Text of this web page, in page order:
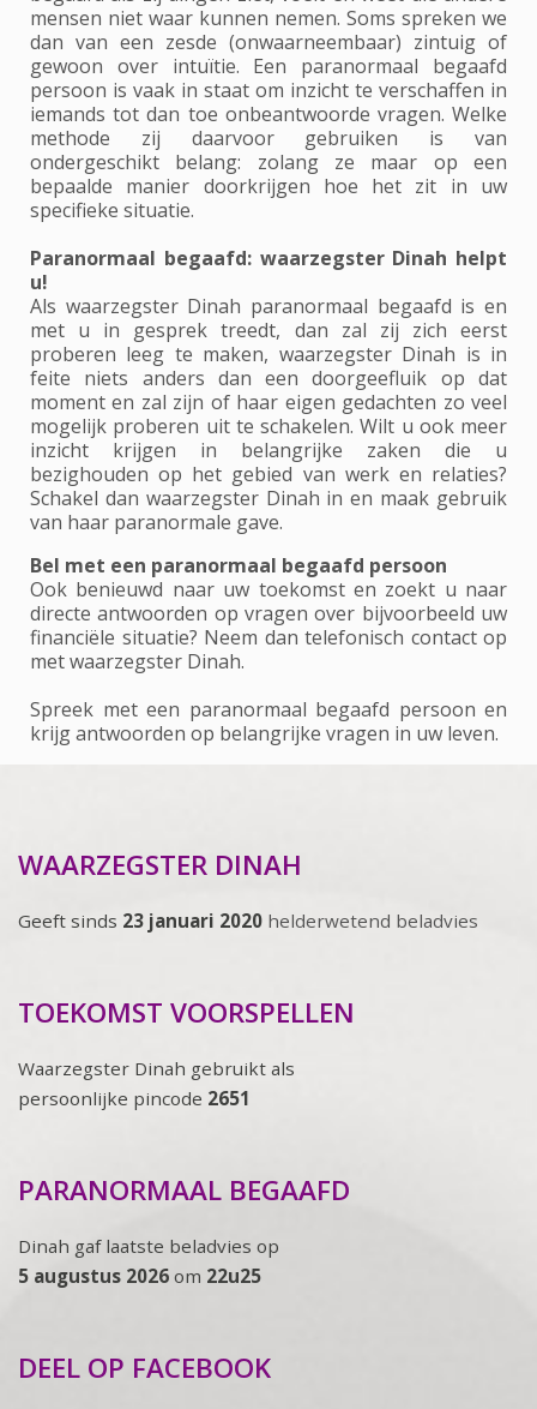
mensen niet waar kunnen nemen. Soms spreken we
dan van een zesde (onwaarneembaar) zintuig of
gewoon over intuïtie. Een paranormaal begaafd
persoon is vaak in staat om inzicht te verschaffen in
iemands tot dan toe onbeantwoorde vragen. Welke
methode zij daarvoor gebruiken is van
ondergeschikt belang: zolang ze maar op een
bepaalde manier doorkrijgen hoe het zit in uw
specifieke situatie.
Paranormaal begaafd: waarzegster Dinah helpt
u!
Als waarzegster Dinah paranormaal begaafd is en
met u in gesprek treedt, dan zal zij zich eerst
proberen leeg te maken, waarzegster Dinah is in
feite niets anders dan een doorgeefluik op dat
moment en zal zijn of haar eigen gedachten zo veel
mogelijk proberen uit te schakelen. Wilt u ook meer
inzicht krijgen in belangrijke zaken die u
bezighouden op het gebied van werk en relaties?
Schakel dan waarzegster Dinah in en maak gebruik
van haar paranormale gave.
Bel met een paranormaal begaafd persoon
Ook benieuwd naar uw toekomst en zoekt u naar
directe antwoorden op vragen over bijvoorbeeld uw
financiële situatie? Neem dan telefonisch contact op
met waarzegster Dinah.
Spreek met een paranormaal begaafd persoon en
krijg antwoorden op belangrijke vragen in uw leven.
WAARZEGSTER DINAH
Geeft sinds 23 januari 2020 helderwetend beladvies
TOEKOMST VOORSPELLEN
Waarzegster Dinah gebruikt als
persoonlijke pincode 2651
PARANORMAAL BEGAAFD
Dinah gaf laatste beladvies op
5 augustus 2026 om 22u25
DEEL OP FACEBOOK